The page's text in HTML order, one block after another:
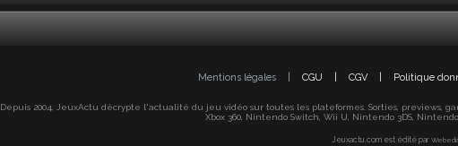
Mentions légales CGU CGV Politique
Depuis 2004, JeuxActu décrypte l'actualité du jeu vidéo sur toutes les plateformes. Sorties, previews,
Xbox 360, Nintendo Switch, Wii U, Nintendo 3DS, Nintendo
Jeuxactu.com est édité par